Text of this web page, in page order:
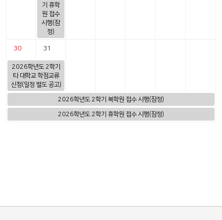
기 휴학
원 접수
시행(잠
정)
30 31
2026학년도 2학기
타 대학교 학점교류
신청(일정 별도 공고)
2026학년도 2학기 복학원 접수 시행(잠정)
2026학년도 2학기 휴학원 접수 시행(잠정)